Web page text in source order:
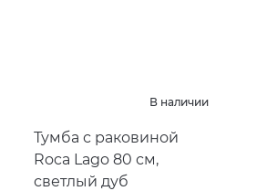
В наличии
Тумба с раковиной
Roca Lago 80 см,
светлый дуб